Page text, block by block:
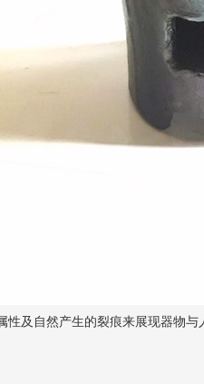
性及自然产生的裂痕来展现器物